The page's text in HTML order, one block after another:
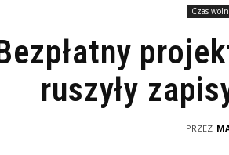
Czas
ruszyły
PRZEZ